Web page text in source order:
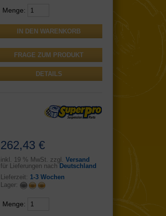
Menge:
FRAGE ZUM PRODUKT
DETAILS
262,43 €
inkl. 19 % MwSt. zzgl. Versand
für Lieferungen nach Deutschland
Lieferzeit: 1-3 Wochen
Lager:
Menge: